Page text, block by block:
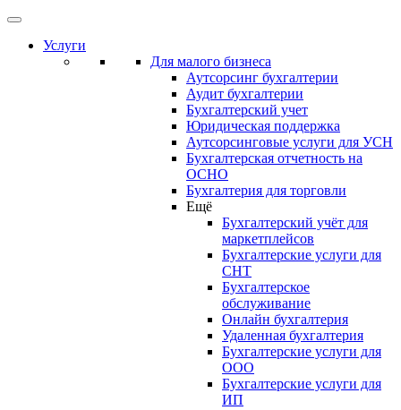
Услуги
Для малого бизнеса
Аутсорсинг бухгалтерии
Аудит бухгалтерии
Бухгалтерский учет
Юридическая поддержка
Аутсорсинговые услуги для УСН
Бухгалтерская отчетность на
ОСНО
Бухгалтерия для торговли
Ещё
Бухгалтерский учёт для
маркетплейсов
Бухгалтерские услуги для
СНТ
Бухгалтерское
обслуживание
Онлайн бухгалтерия
Удаленная бухгалтерия
Бухгалтерские услуги для
ООО
Бухгалтерские услуги для
ИП